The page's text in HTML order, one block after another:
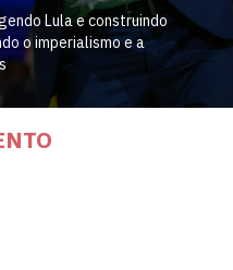
Lula e construindo
o imperialismo e a